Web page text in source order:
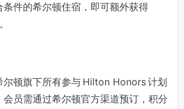
件的希尔顿住宿，即可额外获得
尔顿旗下所有参与 Hilton Honors 计划
会员需通过希尔顿官方渠道预订，积分